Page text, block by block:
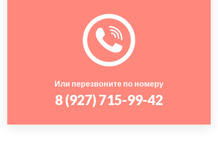
Или перезвоните по номеру
8 (927) 715-99-42